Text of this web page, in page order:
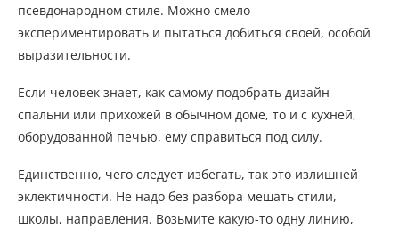
псевдонародном стиле. Можно смело
экспериментировать и пытаться добиться своей, особой
выразительности.
Если человек знает, как самому подобрать дизайн
спальни или прихожей в обычном доме, то и с кухней,
оборудованной печью, ему справиться под силу.
Единственно, чего следует избегать, так это излишней
эклектичности. Не надо без разбора мешать стили,
школы, направления. Возьмите какую-то одну линию,